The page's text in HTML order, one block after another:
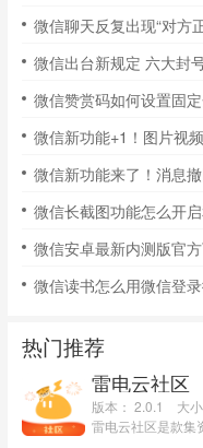
微信聊天反复出现“对
微信出台新规定 六大封
微信新功能+1！图片视
微信新功能来了！消息
微信长截图功能怎么开
微信安卓最新内测版官
热门推荐
雷电云社区
版本： 2.0.1
大